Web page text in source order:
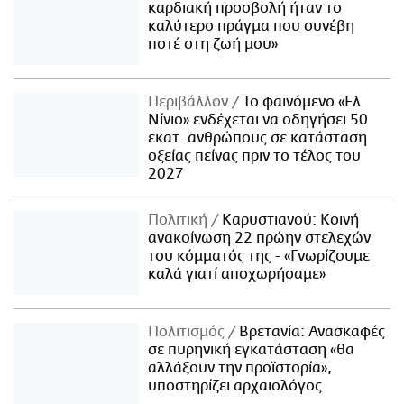
καρδιακή προσβολή ήταν το
καλύτερο πράγμα που συνέβη
ποτέ στη ζωή μου»
Περιβάλλον
Το φαινόμενο «Ελ
Νίνιο» ενδέχεται να οδηγήσει 50
εκατ. ανθρώπους σε κατάσταση
οξείας πείνας πριν το τέλος του
2027
Πολιτική
Καρυστιανού: Κοινή
ανακοίνωση 22 πρώην στελεχών
του κόμματός της - «Γνωρίζουμε
καλά γιατί αποχωρήσαμε»
Πολιτισμός
Βρετανία: Ανασκαφές
σε πυρηνική εγκατάσταση «θα
αλλάξουν την προϊστορία»,
υποστηρίζει αρχαιολόγος